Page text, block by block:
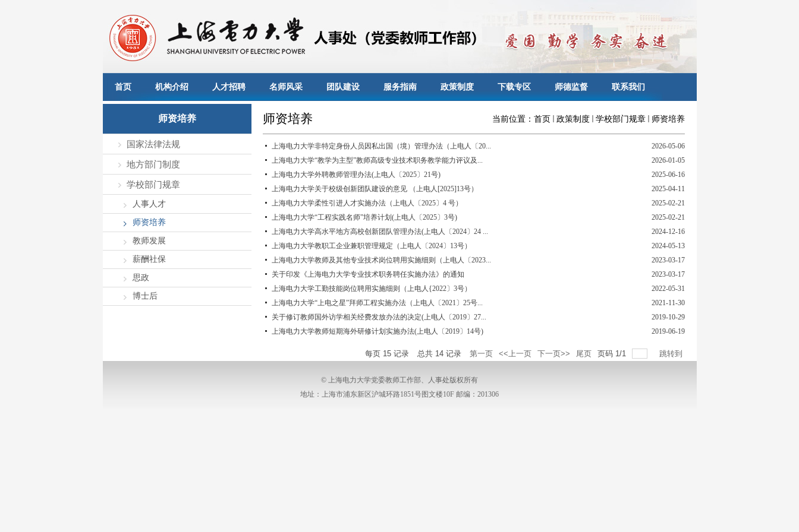
首页 机构介绍 人才招聘 名师风采 团队建设 服务指南 政策制度 下载专区 师德监督 联系我们
师资培养
国家法律法规
地方部门制度
学校部门规章
人事人才
师资培养
教师发展
薪酬社保
思政
博士后
师资培养 当前位置： 首页 政策制度 学校部门规章 师资培养
上海电力大学非特定身份人员因私出国（境）管理办法（上电人〔20...
2026-05-06
上海电力大学“教学为主型”教师高级专业技术职务教学能力评议及...
2026-01-05
上海电力大学外聘教师管理办法(上电人〔2025〕21号)
2025-06-16
上海电力大学关于校级创新团队建设的意见 （上电人[2025]13号）
2025-04-11
上海电力大学柔性引进人才实施办法（上电人〔2025〕4 号）
2025-02-21
上海电力大学“工程实践名师”培养计划(上电人〔2025〕3号)
2025-02-21
上海电力大学高水平地方高校创新团队管理办法(上电人〔2024〕24 ...
2024-12-16
上海电力大学教职工企业兼职管理规定（上电人〔2024〕13号）
2024-05-13
上海电力大学教师及其他专业技术岗位聘用实施细则（上电人〔2023...
2023-03-17
关于印发《上海电力大学专业技术职务聘任实施办法》的通知
2023-03-17
上海电力大学工勤技能岗位聘用实施细则（上电人{2022〕3号）
2022-05-31
上海电力大学“上电之星”拜师工程实施办法（上电人〔2021〕25号...
2021-11-30
关于修订教师国外访学相关经费发放办法的决定(上电人〔2019〕27...
2019-10-29
上海电力大学教师短期海外研修计划实施办法(上电人〔2019〕14号)
2019-06-19
每页 15记录 总共 14记录 第一页 <<上一页 下一页>> 尾页 页码 1/1 跳转到
© 上海电力大学党委教师工作部、人事处版权所有
地址：上海市浦东新区沪城环路1851号图文楼10F 邮编：201306